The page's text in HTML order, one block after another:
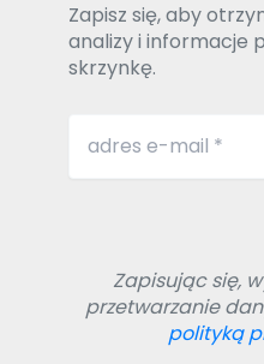
Zapisz się, aby
analizy i informacje
skrzynkę.
Zapisując się,
przetwarzanie
polityką